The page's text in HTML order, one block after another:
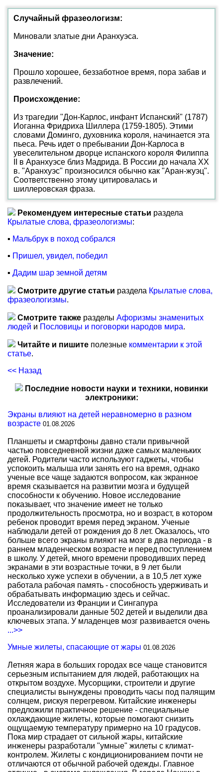
Случайный фразеологизм:
Миновали златые дни Аранхуэса.
Значение:
Прошло хорошее, беззаботное время, пора забав и
развлечений.
Происхождение:
Из трагедии "Дон-Карлос, инфант Испанский" (1787)
Иоганна Фридриха Шиллера (1759-1805). Этими
словами Доминго, духовника короля, начинается эта
пьеса. Речь идет о пребывании Дон-Карлоса в
увеселительном дворце испанского короля Филиппа
II в Аранхуэсе близ Мадрида. В России до начала XX
в. "Аранхуэс" произносился обычно как "Аран-жуэц".
Соответственно этому цитировалась и
шиллеровская фраза.
Рекомендуем интересные статьи раздела
Крылатые слова, фразеологизмы:
▪ Мальбрук в поход собрался
▪ Пришел, увидел, победил
▪ Дадим шар земной детям
Смотрите другие статьи раздела Крылатые слова,
фразеологизмы.
Смотрите также разделы Афоризмы знаменитых
людей и Пословицы и поговорки народов мира.
Читайте и пишите полезные комментарии к этой
статье.
<< Назад
Последние новости науки и техники, новинки
электроники:
Экраны влияют на детей неравномерно в разном
возрасте 01.08.2026
Планшеты и смартфоны давно стали привычной
частью повседневной жизни даже самых маленьких
детей. Родители часто используют гаджеты, чтобы
успокоить малыша или занять его на время, однако
ученые все чаще задаются вопросом, как экранное
время сказывается на развитии мозга и будущей
способности к обучению. Новое исследование
показывает, что значение имеет не только
продолжительность просмотра, но и возраст, в котором
ребенок проводит время перед экраном. Ученые
наблюдали детей от рождения до 8 лет. Оказалось, что
больше всего экраны влияют на мозг в два периода - в
раннем младенческом возрасте и перед поступлением
в школу. У детей, много времени проводивших перед
экранами в эти возрастные точки, в 9 лет были
несколько хуже успехи в обучении, а в 10,5 лет хуже
работала рабочая память - способность удерживать и
обрабатывать информацию здесь и сейчас.
Исследователи из Франции и Сингапура
проанализировали данные 502 детей и выделили два
ключевых этапа. У младенцев мозг развивается очень
...>>
Умные жилеты, спасающие от жары 01.08.2026
Летняя жара в больших городах все чаще становится
серьезным испытанием для людей, работающих на
открытом воздухе. Мусорщики, строители и другие
специалисты вынуждены проводить часы под палящим
солнцем, рискуя перегревом. Китайские инженеры
предложили практичное решение - специальные
охлаждающие жилеты, которые помогают снизить
ощущаемую температуру примерно на 10 градусов.
Пока мир страдает от сильной жары, китайские
инженеры разработали "умные" жилеты с климат-
контролем. Жилеты с кондиционированием почти не
отличаются от обычной рабочей одежды. Главное